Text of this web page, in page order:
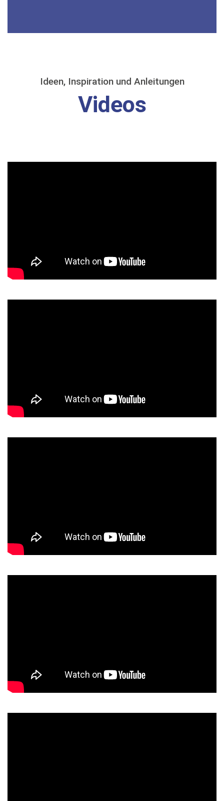
Ideen, Inspiration und Anleitungen
Videos